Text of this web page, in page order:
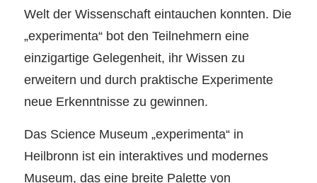
Welt der Wissenschaft eintauchen konnten. Die
„experimenta“ bot den Teilnehmern eine
einzigartige Gelegenheit, ihr Wissen zu
erweitern und durch praktische Experimente
neue Erkenntnisse zu gewinnen.
Das Science Museum „experimenta“ in
Heilbronn ist ein interaktives und modernes
Museum, das eine breite Palette von